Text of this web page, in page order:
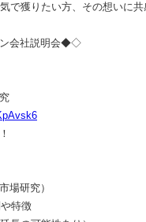
で獲りたい方、その想いに
会社説明会◆◇
場研究）
特徴